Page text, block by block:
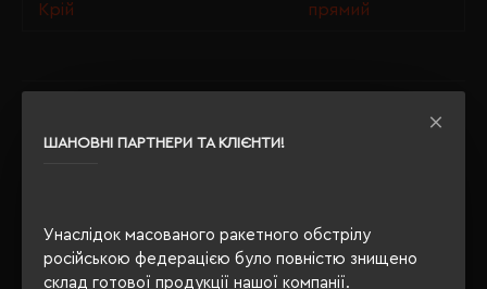
ШАНОВНІ ПАРТНЕРИ ТА КЛІЄНТИ!
Унаслідок масованого ракетного обстрілу
російською федерацією було повністю знищено
склад готової продукції нашої компанії.
Крій прямий
РЕКОМЕНДУЄМО